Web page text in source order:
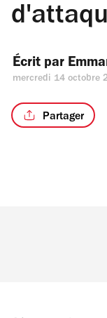
Écrit par
mercredi 14 octobre
Partager